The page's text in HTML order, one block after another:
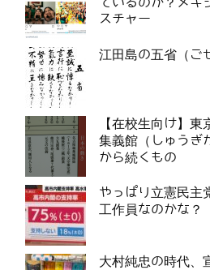
スチャー
江田島の五省（ご
【在校生向け】東
集義館（しゅうぎ
から続くもの
やっぱり立憲民主
工作員なのかな？
大村純忠の時代、